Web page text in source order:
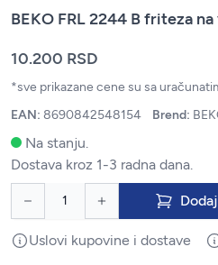
BEKO FRL 2244 B friteza
10.200 RSD
*sve prikazane cene su sa
EAN: 8690842548154 Brend:
Na stanju.
Dostava kroz 1-3 radna dana.
Uslovi kupovine i dostave